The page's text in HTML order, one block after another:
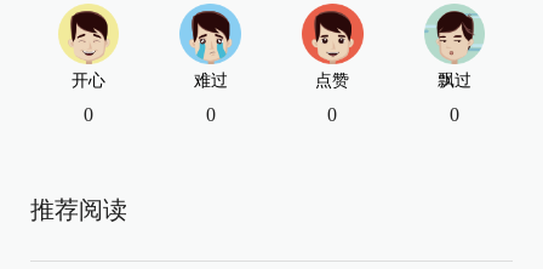
开心
0
难过
0
点赞
0
飘过
0
推荐阅读